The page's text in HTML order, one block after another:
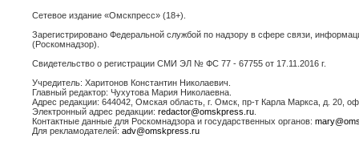
Сетевое издание «Омскпресс» (18+).
Зарегистрировано Федеральной службой по надзору в сфере связи,
(Роскомнадзор).
Свидетельство о регистрации СМИ ЭЛ № ФС 77 - 67755 от 17.11.2016 г.
Учредитель: Харитонов Константин Николаевич.
Главный редактор: Чухутова Мария Николаевна.
Адрес редакции: 644042, Омская область, г. Омск, пр-т Карла Маркса, д. 20,
Электронный адрес редакции: redactor@omskpress.ru
Контактные данные для Роскомнадзора и государственных органов:
Для рекламодателей: adv@omskpress.ru